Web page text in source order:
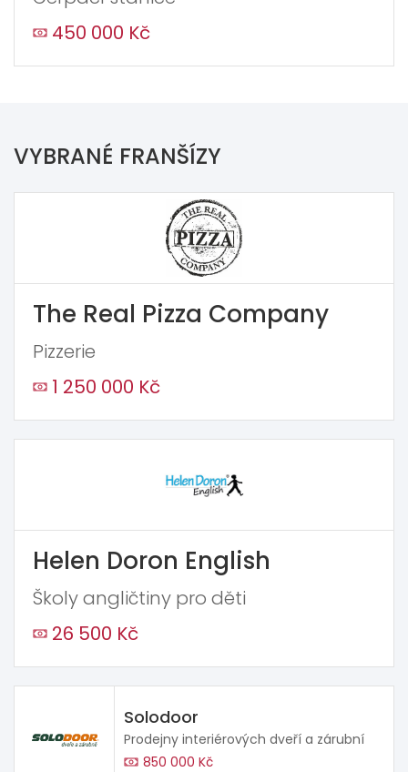
450 000 Kč
VYBRANÉ FRANŠÍZY
The Real Pizza Company
Pizzerie
1 250 000 Kč
Helen Doron English
Školy angličtiny pro děti
26 500 Kč
Solodoor
Prodejny interiérových dveří a zárubní
850 000 Kč